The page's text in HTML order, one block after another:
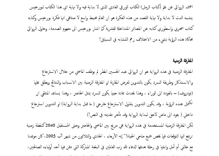
اعتمد الروائي عن علم (كتاب الرمل) الكتاب الورقي العادي الذي لا بداية فيه ولا نهاية اي هذا الكتاب لبورخيس
يشبه النت لا بداية ولا نهاية القصد من هذه الفكرة هو ان العالم محيط واسع لا منتاهي انها فكرة بورخيس وكتابه
كتاب سحري واسطوري كتابه عن المصائر المتداخلة للبشرية كما اشار بورخيس الى مفهوم الصدمة، وحاول الروائي
محاكاة هذه الرؤية بشيء من الاختلاف رغم التشابه في السياق!
المفارقة الزمنية
المفارقة الزمنية في هذه الرواية هو ان الروائي عبد الحسين المطر لم يوظف الماضي من خلال الاسترجاع
والاستذكار وطريقة السرد يكون بالتدوين لفرض المقارنة او المفارقة الزمنية بين الاسباب والنتائج ويطلق عليها
(تودروف) – بالعودة الى الوراء ، وهذا يحدث عادة حينما يكون السرد يمثل الحاضر ، وهذا يساعد المتلقي ان
تكتمل عنده الرؤية ، وقد يكون التدوين يتناول الاسترجاع خارجي ( ما قبل بداية الرواية) او التدوين استرجاع
داخلي ( يعود الى ماض لاحق لبداية الرواية وقد تأخر تقديمه في النص!)
لكن المفارقة الزمنية المستخدمة في هذه الرواية هي مزيج بين الماضي والحاضر وحتى المستقبل 2040 كنقطة زمنية
ترتفع اليها التوقعات فيما يخص جميع مناحي الحياة!" إنه الأربعاء ، الحادي والثلاثون من شهر آب 2005، كان موعدنا
مع خالتي أم أمل وابنتها في رحلة هدفها الدعاء لله رب العالمين في البقعة المباركة التي دفن فيها أحد أولياءه الصالحين،